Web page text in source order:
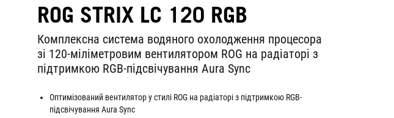
ROG STRIX LC 120 RGB
Комплексна система водяного охолодження процесора
зі 120-міліметровим вентилятором ROG на радіаторі з
підтримкою RGB-підсвічування Aura Sync
Оптимізований вентилятор у стилі ROG на радіаторі з підтримкою RGB-
підсвічування Aura Sync